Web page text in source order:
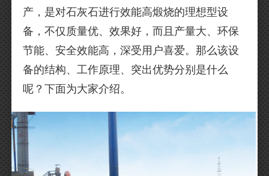
产，是对石灰石进行效能高煅烧的理想型设
备，不仅质量优、效果好，而且产量大、环保
节能、安全效能高，深受用户喜爱。那么该设
备的结构、工作原理、突出优势分别是什么
呢？下面为大家介绍。